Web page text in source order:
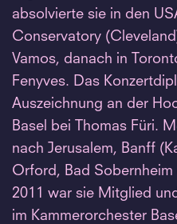
absolvierte sie in den
Conservatory
Vamos, danach in
Fenyves. Das
Auszeichnung an der
Basel bei Thomas Füri.
nach Jerusalem, Banff
Orford, Bad Sobernheim
2011 war sie Mitglied
im Kammerorchester